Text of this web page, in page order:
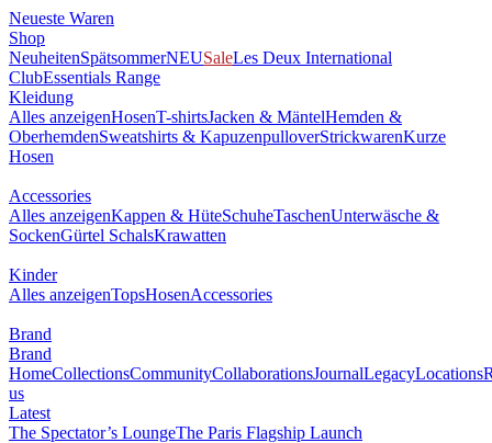
Neueste Waren
Shop
NeuheitenSpätsommerNEUSaleLes Deux International
ClubEssentials Range
Kleidung
Alles anzeigenHosenT-shirtsJacken & MäntelHemden &
OberhemdenSweatshirts & KapuzenpulloverStrickwarenKurze
Hosen
Accessories
Alles anzeigenKappen & HüteSchuheTaschenUnterwäsche &
SockenGürtel SchalsKrawatten
Kinder
Alles anzeigenTopsHosenAccessories
Brand
Brand
HomeCollectionsCommunityCollaborationsJournalLegacyLocations
us
Latest
The Spectator’s LoungeThe Paris Flagship Launch